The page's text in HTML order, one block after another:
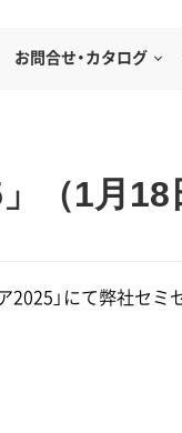
お問合せ・カタログ
（1月
」にて弊社セミ